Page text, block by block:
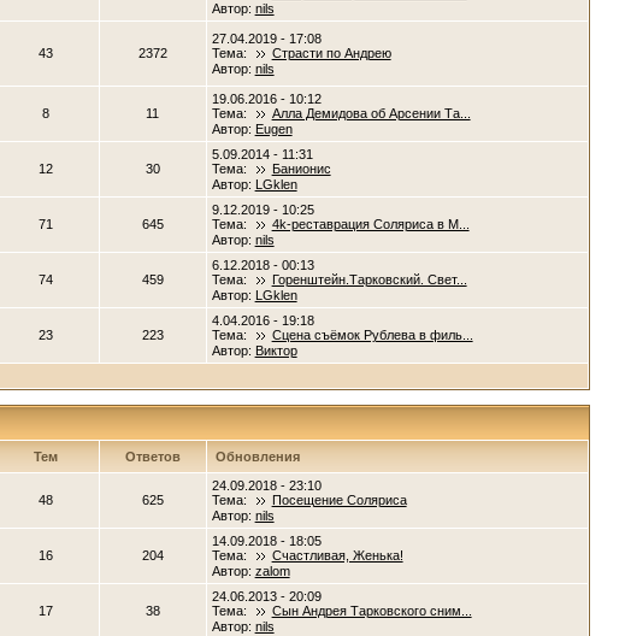
Автор: nils
43 2372
27.04.2019 - 17:08
Тема:
Страсти по Андрею
Автор: nils
8 11
19.06.2016 - 10:12
Тема:
Алла Демидова об Арсении Та...
Автор: Eugen
12 30
5.09.2014 - 11:31
Тема:
Банионис
Автор: LGklen
71 645
9.12.2019 - 10:25
Тема:
4k-реставрация Соляриса в М...
Автор: nils
74 459
6.12.2018 - 00:13
Тема:
Горенштейн.Тарковский. Свет...
Автор: LGklen
23 223
4.04.2016 - 19:18
Тема:
Сцена съёмок Рублева в филь...
Автор: Виктор
Тем Ответов Обновления
48 625
24.09.2018 - 23:10
Тема:
Посещение Соляриса
Автор: nils
16 204
14.09.2018 - 18:05
Тема:
Счастливая, Женька!
Автор: zalom
17 38
24.06.2013 - 20:09
Тема:
Сын Андрея Тарковского сним...
Автор: nils